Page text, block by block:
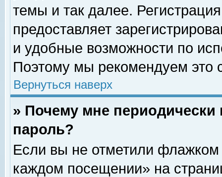
темы и так далее.
предоставляет
и удобные возможности по
Поэтому мы рекомендуем это
Вернуться наверх
» Почему мне
пароль?
Если вы не отметили флажком
каждом посещении» на